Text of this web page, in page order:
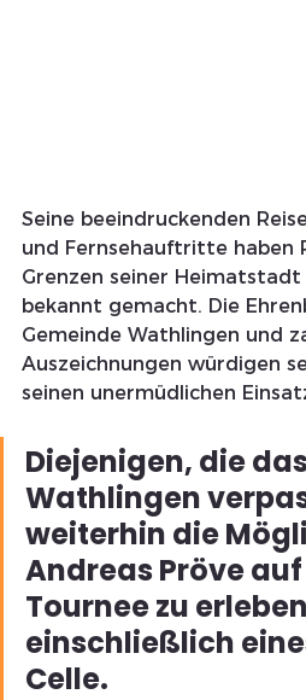
Seine beeindruckenden
und Fernsehauftritte haben
Grenzen seiner
bekannt gemacht. Die
Gemeinde Wathlingen und
Auszeichnungen würdigen
seinen unermüdlichen
Diejenigen, die
Wathlingen
weiterhin die
Andreas Pröve
Tournee zu
einschließlich
Celle.